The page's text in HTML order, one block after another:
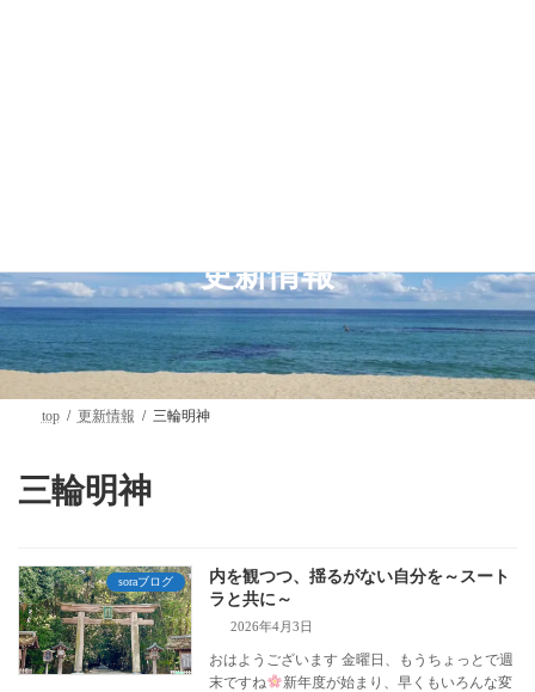
更新情報
top 更新情報 三輪明神
三輪明神
soraブログ
内を観つつ、揺るがない自分を～スート
ラと共に～
2026年4月3日
おはようございます 金曜日、もうちょっとで週
末ですね
新年度が始まり、早くもいろんな変